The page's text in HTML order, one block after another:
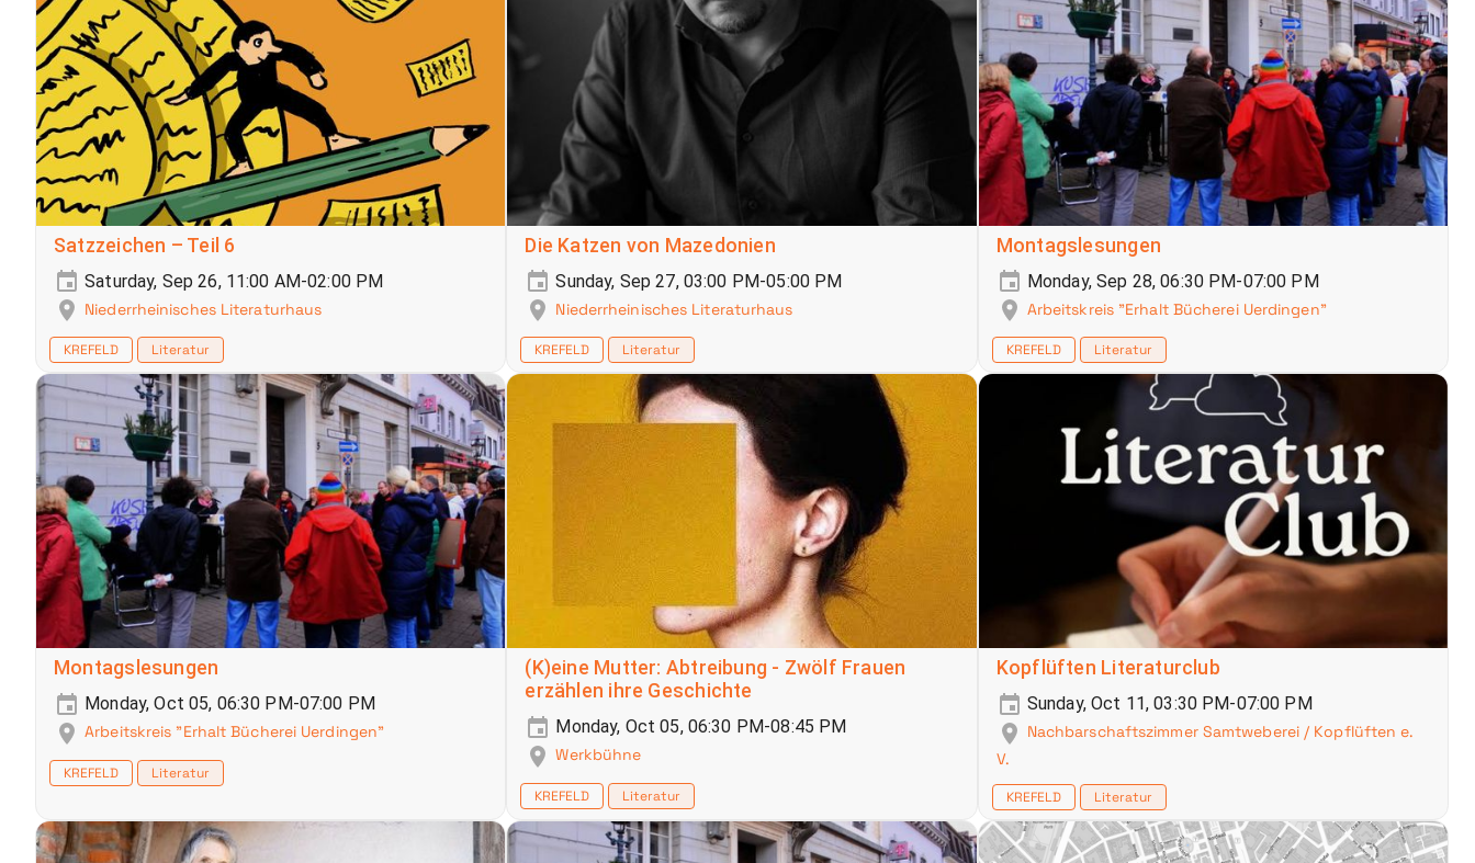
Satzzeichen – Teil 6
Saturday, Sep 26, 11:00 AM-02:00 PM
Niederrheinisches Literaturhaus
KREFELD Literatur
Die Katzen von Mazedonien
Sunday, Sep 27, 03:00 PM-05:00 PM
Niederrheinisches Literaturhaus
KREFELD Literatur
Montagslesungen
Monday, Sep 28, 06:30 PM-07:00 PM
Arbeitskreis "Erhalt Bücherei Uerdingen"
KREFELD Literatur
Montagslesungen
Monday, Oct 05, 06:30 PM-07:00 PM
Arbeitskreis "Erhalt Bücherei Uerdingen"
KREFELD Literatur
(K)eine Mutter: Abtreibung - Zwölf Frauen
erzählen ihre Geschichte
Monday, Oct 05, 06:30 PM-08:45 PM
Werkbühne
KREFELD Literatur
Kopflüften Literaturclub
Sunday, Oct 11, 03:30 PM-07:00 PM
Nachbarschaftszimmer Samtweberei / Kopflüften e.
V.
KREFELD Literatur